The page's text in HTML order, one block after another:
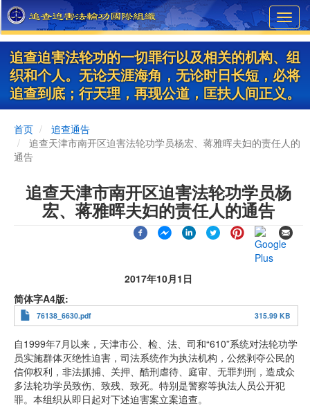
Skip
to
main
content
追查迫害法轮功的一切罪行以及相关的机构、组
织和个人。无论天涯海角，无论时日长短，必将
追查到底；行天理，再现公道，匡扶人间正义。
首页
追查通告
追查天津市南开区迫害法轮功学员杨宏、蒋雅晖夫妇的责任人的
通告
追查天津市南开区迫害法轮功学员杨
宏、蒋雅晖夫妇的责任人的通告
2017年10月1日
简体字A4版
76138_6630.pdf 315.99 KB
自1999年7月以来，天津市公、检、法、司和“610”系统对法轮功学
员实施群体灭绝性迫害，司法系统作为执法机构，公然剥夺公民的
信仰权利，非法抓捕、关押、酷刑虐待、庭审、无罪判刑，造成众
多法轮功学员致伤、致残、致死。特别是警察等执法人员公开犯
罪。本组织从即日起对下述迫害案立案追查。